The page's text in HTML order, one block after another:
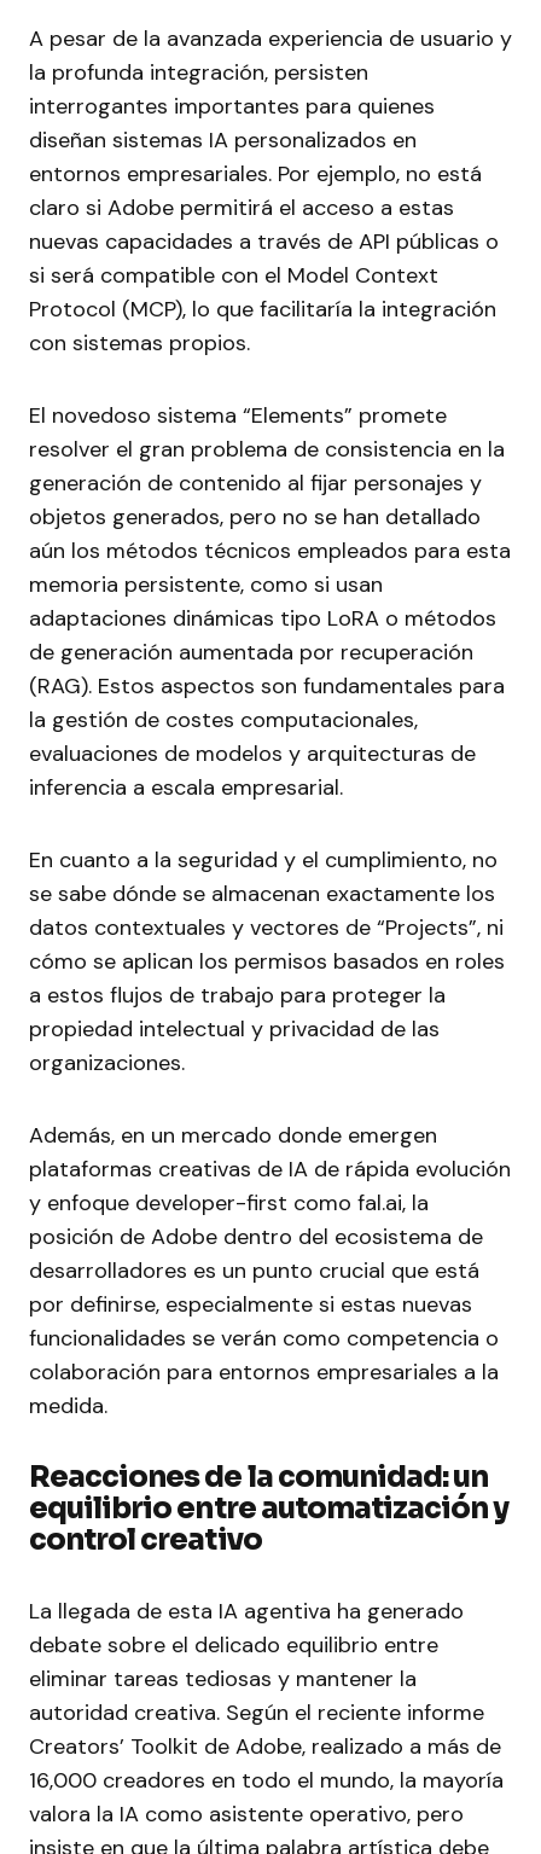
A pesar de la avanzada experiencia de usuario y
la profunda integración, persisten
interrogantes importantes para quienes
diseñan sistemas IA personalizados en
entornos empresariales. Por ejemplo, no está
claro si Adobe permitirá el acceso a estas
nuevas capacidades a través de API públicas o
si será compatible con el Model Context
Protocol (MCP), lo que facilitaría la integración
con sistemas propios.
El novedoso sistema “Elements” promete
resolver el gran problema de consistencia en la
generación de contenido al fijar personajes y
objetos generados, pero no se han detallado
aún los métodos técnicos empleados para esta
memoria persistente, como si usan
adaptaciones dinámicas tipo LoRA o métodos
de generación aumentada por recuperación
(RAG). Estos aspectos son fundamentales para
la gestión de costes computacionales,
evaluaciones de modelos y arquitecturas de
inferencia a escala empresarial.
En cuanto a la seguridad y el cumplimiento, no
se sabe dónde se almacenan exactamente los
datos contextuales y vectores de “Projects”, ni
cómo se aplican los permisos basados en roles
a estos flujos de trabajo para proteger la
propiedad intelectual y privacidad de las
organizaciones.
Además, en un mercado donde emergen
plataformas creativas de IA de rápida evolución
y enfoque developer-first como fal.ai, la
posición de Adobe dentro del ecosistema de
desarrolladores es un punto crucial que está
por definirse, especialmente si estas nuevas
funcionalidades se verán como competencia o
colaboración para entornos empresariales a la
medida.
Reacciones de la comunidad: un
equilibrio entre automatización y
control creativo
La llegada de esta IA agentiva ha generado
debate sobre el delicado equilibrio entre
eliminar tareas tediosas y mantener la
autoridad creativa. Según el reciente informe
Creators’ Toolkit de Adobe, realizado a más de
16,000 creadores en todo el mundo, la mayoría
valora la IA como asistente operativo, pero
insiste en que la última palabra artística debe